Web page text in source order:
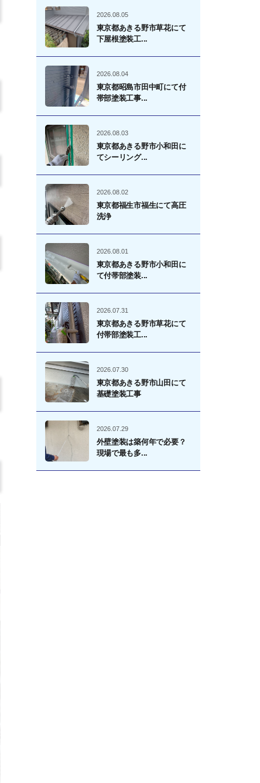
2026.08.05
東京都あきる野市草花にて
下屋根塗装工...
2026.08.04
東京都昭島市田中町にて付
帯部塗装工事...
2026.08.03
東京都あきる野市小和田に
てシーリング...
2026.08.02
東京都福生市福生にて高圧
洗浄
2026.08.01
東京都あきる野市小和田に
て付帯部塗装...
2026.07.31
東京都あきる野市草花にて
付帯部塗装工...
2026.07.30
東京都あきる野市山田にて
基礎塗装工事
2026.07.29
外壁塗装は築何年で必要？
現場で最も多...